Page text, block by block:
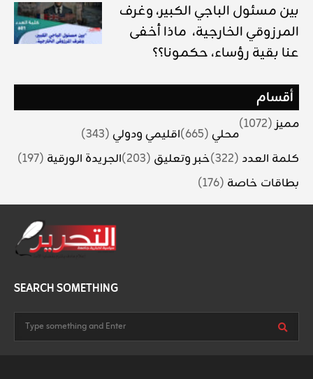
بين مسئول الباجي الكبير، وغرف
المرزوقي الخارجية، ماذا أخفى
عنا بقية رؤساء، حكمونا؟؟
أقسام
مميز(1072)
محلي (665) اقليمي ودولي (343)
كلمة العدد (322) خبر وتعليق (203) الجريدة الورقية (197)
بطاقات خاصة (176)
SEARCH SOMETHING